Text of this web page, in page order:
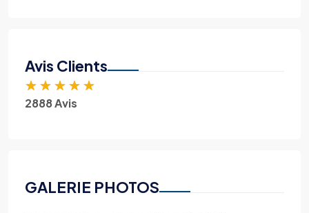
Avis Clients
★ ★ ★ ★ ★
2888 Avis
GALERIE PHOTOS